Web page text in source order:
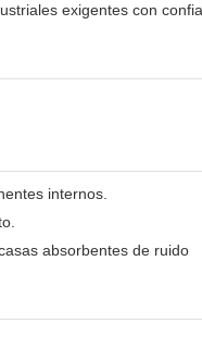
exigentes con
internos.
absorbentes de ruido